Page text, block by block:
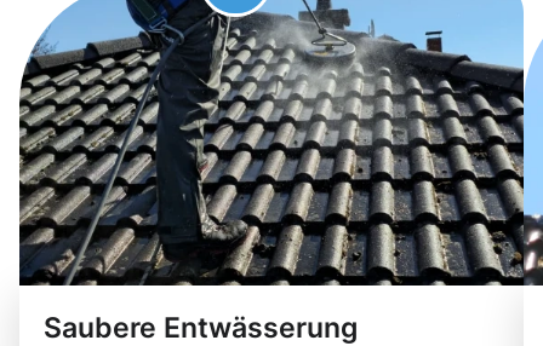
Saubere Entwässerung